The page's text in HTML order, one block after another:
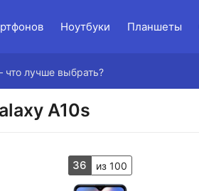
Ноутбуки Планшеты
что лучше выбрать?
A10s
36 из 100